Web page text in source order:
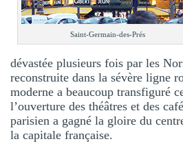
Saint-Germain-des-Prés
dévastée plusieurs fois par les
reconstruite dans la sévère ligne
moderne a beaucoup transfiguré
l’ouverture des théâtres et des
parisien a gagné la gloire du
la capitale française.